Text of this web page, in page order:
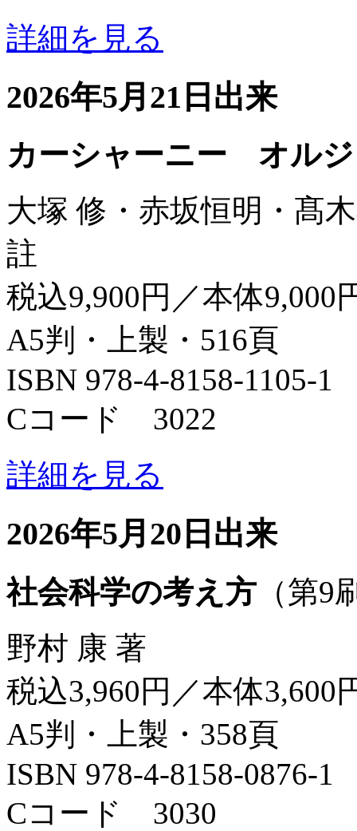
詳細を見る
2026年5月21日出来
カーシャーニー オル
大塚 修・赤坂恒明・髙
註
税込9,900円／本体9,000
A5判・上製・516頁
ISBN 978-4-8158-1105-1
Cコード 3022
詳細を見る
2026年5月20日出来
社会科学の考え方 （第9
野村 康 著
税込3,960円／本体3,600
A5判・上製・358頁
ISBN 978-4-8158-0876-1
Cコード 3030